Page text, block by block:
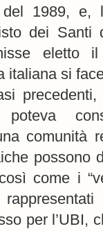
del 1989,
dei Santi
eletto
italiana si
precedenti,
comunità
possono
come i
per l’UBI,